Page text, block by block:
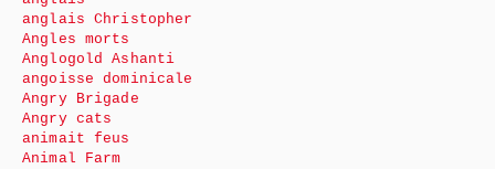
anglais Christopher
Angles morts
Anglogold Ashanti
angoisse dominicale
Angry Brigade
Angry cats
animait feus
Animal Farm